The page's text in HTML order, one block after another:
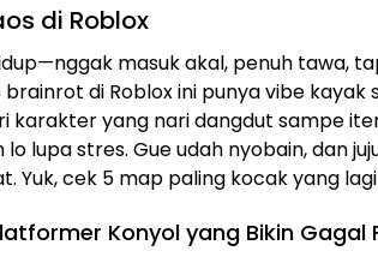
di Roblox
masuk akal, penuh tawa,
di Roblox ini punya vibe kayak
karakter yang nari dangdut sampe
lupa stres. Gue udah nyobain, dan
Yuk, cek 5 map paling kocak yang
Konyol yang Bikin Gagal